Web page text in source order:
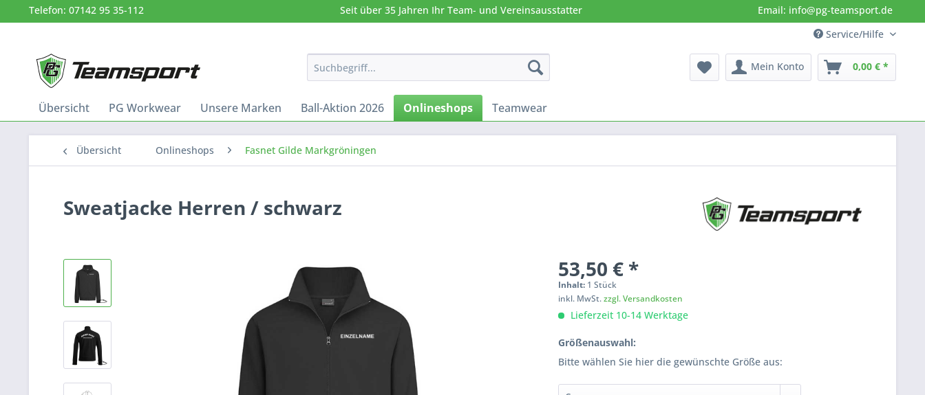
Telefon: 07142 95 35-112 Seit über 35 Jahren Ihr Team- und Vereinsausstatter
Email: info@pg-teamsport.de
Service/Hilfe
Mein Konto 0,00 € *
Übersicht PG Workwear Unsere Marken Ball-Aktion 2026 Onlineshops Teamwear
Übersicht Onlineshops Fasnet Gilde Markgröningen
Sweatjacke Herren / schwarz
53,50 € *
Inhalt: 1 Stück
inkl. MwSt.zzgl. Versandkosten
Lieferzeit 10-14 Werktage
Größenauswahl:
Bitte wählen Sie hier die gewünschte Größe aus: